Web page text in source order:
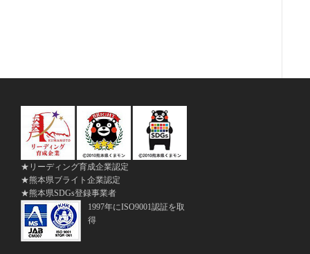
★リーディング育成企業認定
★熊本県ブライト企業認定
★熊本県SDGs登録事業者
1997年にISO9001認証を取
得